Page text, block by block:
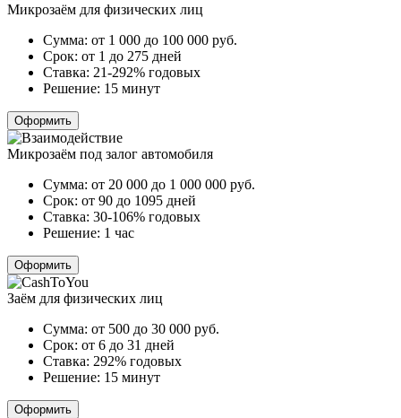
Микрозаём для физических лиц
Сумма: от 1 000 до 100 000 руб.
Срок: от 1 до 275 дней
Ставка: 21-292% годовых
Решение: 15 минут
Оформить
Микрозаём под залог автомобиля
Сумма: от 20 000 до 1 000 000 руб.
Срок: от 90 до 1095 дней
Ставка: 30-106% годовых
Решение: 1 час
Оформить
Заём для физических лиц
Сумма: от 500 до 30 000 руб.
Срок: от 6 до 31 дней
Ставка: 292% годовых
Решение: 15 минут
Оформить